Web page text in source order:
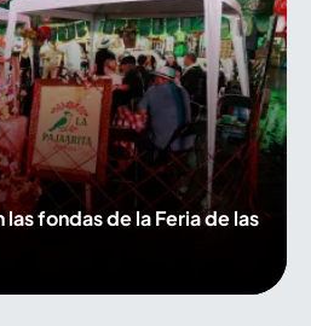
fondas de la Feria de las